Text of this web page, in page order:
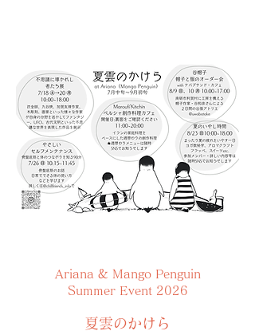
Ariana & Mango Penguin
Summer Event 2026
夏雲のかけら